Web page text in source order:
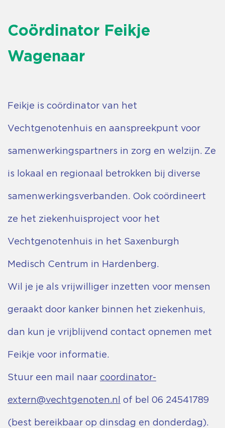
Coördinator Feikje
Wagenaar
Feikje is coördinator van het
Vechtgenotenhuis en aanspreekpunt voor
samenwerkingspartners in zorg en welzijn. Ze
is lokaal en regionaal betrokken bij diverse
samenwerkingsverbanden. Ook coördineert
ze het ziekenhuisproject voor het
Vechtgenotenhuis in het Saxenburgh
Medisch Centrum in Hardenberg.
Wil je je als vrijwilliger inzetten voor mensen
geraakt door kanker binnen het ziekenhuis,
dan kun je vrijblijvend contact opnemen met
Feikje voor informatie.
Stuur een mail naar coordinator-
extern@vechtgenoten.nl of bel 06 24541789
(best bereikbaar op dinsdag en donderdag).